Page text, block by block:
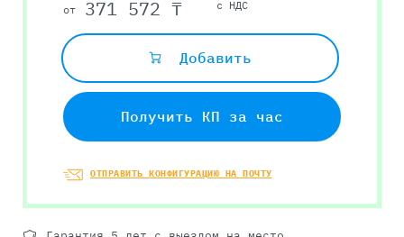
от 371 572 ₸ с НДС
Добавить
Получить КП за час
ОТПРАВИТЬ КОНФИГУРАЦИЮ НА ПОЧТУ